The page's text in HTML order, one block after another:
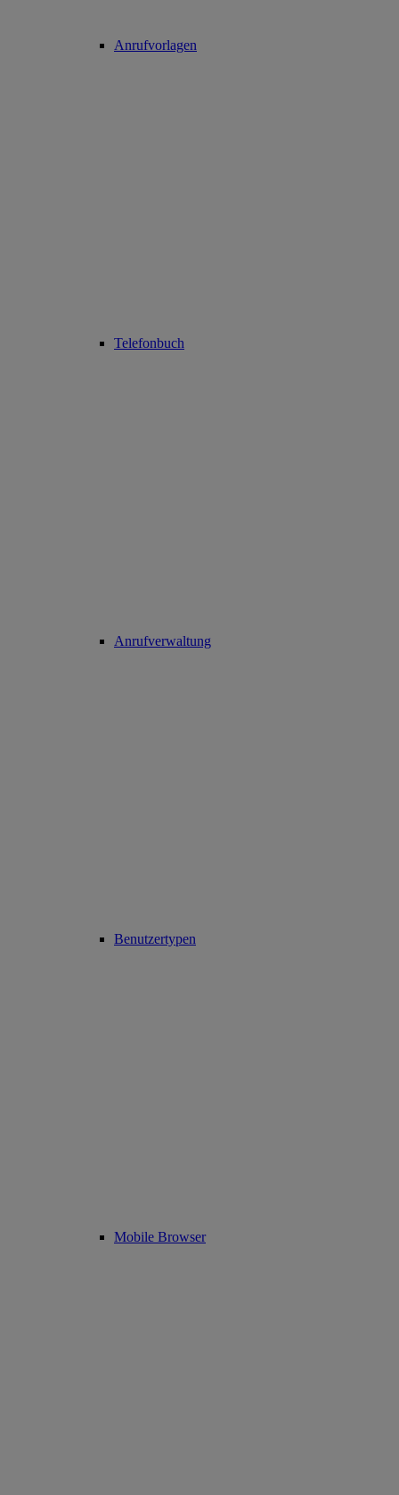
Anrufvorlagen
Telefonbuch
Anrufverwaltung
Benutzertypen
Mobile Browser